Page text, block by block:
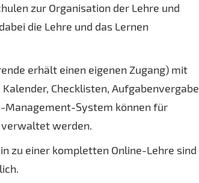
zur Organisation der Lehre und
die Lehre und das Lernen
erhält einen eigenen Zugang) mit
Checklisten, Aufgabenvergabe
Management-System können für
werden.
zu einer kompletten Online-Lehre sind